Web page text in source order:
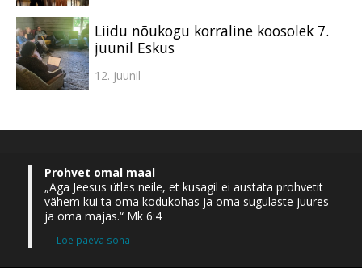
Liidu nõukogu korraline koosolek 7.
juunil Eskus
12. juunil
Prohvet omal maal
„Aga Jeesus ütles neile, et kusagil ei austata prohvetit
vähem kui ta oma kodukohas ja oma sugulaste juures
ja oma majas.“ Mk 6:4
Loe päeva sõna